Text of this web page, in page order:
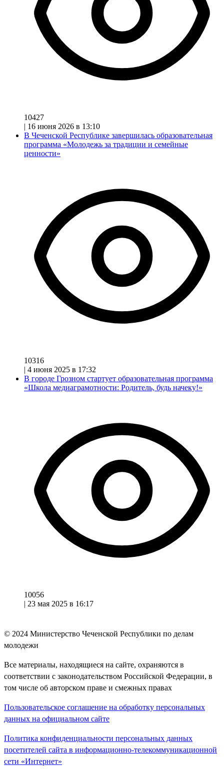
10427
| 16 июня 2026 в 13:10
В Чеченской Республике завершилась образовательная
программа «Молодежь за традиции и семейные
ценности»
10316
| 4 июня 2025 в 17:32
В городе Грозном стартует образовательная программа
«Школа медиаграмотности: Родитель, будь начеку!»
10056
| 23 мая 2025 в 16:17
© 2024 Министерство Чеченской Республики по делам
молодежи
Все материалы, находящиеся на сайте, охраняются в
соответствии с законодательством Российской Федерации, в
том числе об авторском праве и смежных правах
Пользовательское соглашение на обработку персональных
данных на официальном сайте
Политика конфиденциальности персональных данных
посетителей сайта в информационно-телекоммуникационной
сети «Интернет»